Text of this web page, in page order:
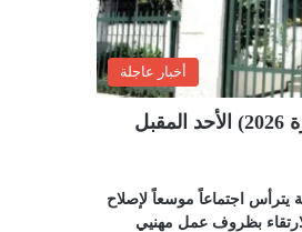
أخبار عاجلة
يترأس اجتماعاً موسعاً لإصلاح
بظروف عمل مهنيي